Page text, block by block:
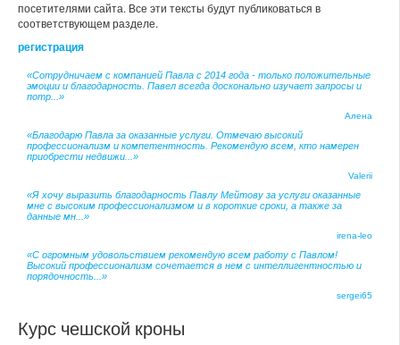
посетителями сайта. Все эти тексты будут публиковаться в
соответствующем разделе.
регистрация
«Сотрудничаем с компанией Павла с 2014 года - только положительные
эмоции и благодарность. Павел всегда досконально изучает запросы и
потр...»
Алена
«Благодарю Павла за оказанные услуги. Отмечаю высокий
профессионализм и компетентность. Рекомендую всем, кто намерен
приобрести недвижи...»
Valerii
«Я хочу выразить благодарность Павлу Мейтову за услуги оказанные
мне с высоким профессионализмом и в короткие сроки, а также за
данные мн...»
irena-leo
«С огромным удовольствием рекомендую всем работу с Павлом!
Высокий профессионализм сочетается в нем с интеллигентностью и
порядочность...»
sergei65
Курс чешской кроны